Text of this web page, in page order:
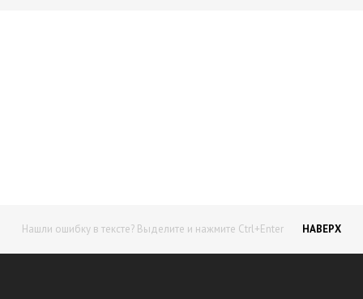
Нашли ошибку в тексте? Выделите и нажмите Ctrl+Enter НАВЕРХ